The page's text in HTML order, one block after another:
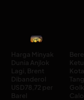
Harga Minyak
Dunia Anjlok
Lagi, Brent
Dibanderol
USD78,72 per
Barel
Kota